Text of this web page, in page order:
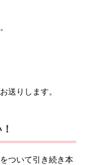
送りします。
ついて引き続き本